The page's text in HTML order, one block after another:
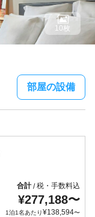
部屋の設備
10枚
合計/税・手数料込
¥277,188〜
1泊1名あたり¥138,594〜